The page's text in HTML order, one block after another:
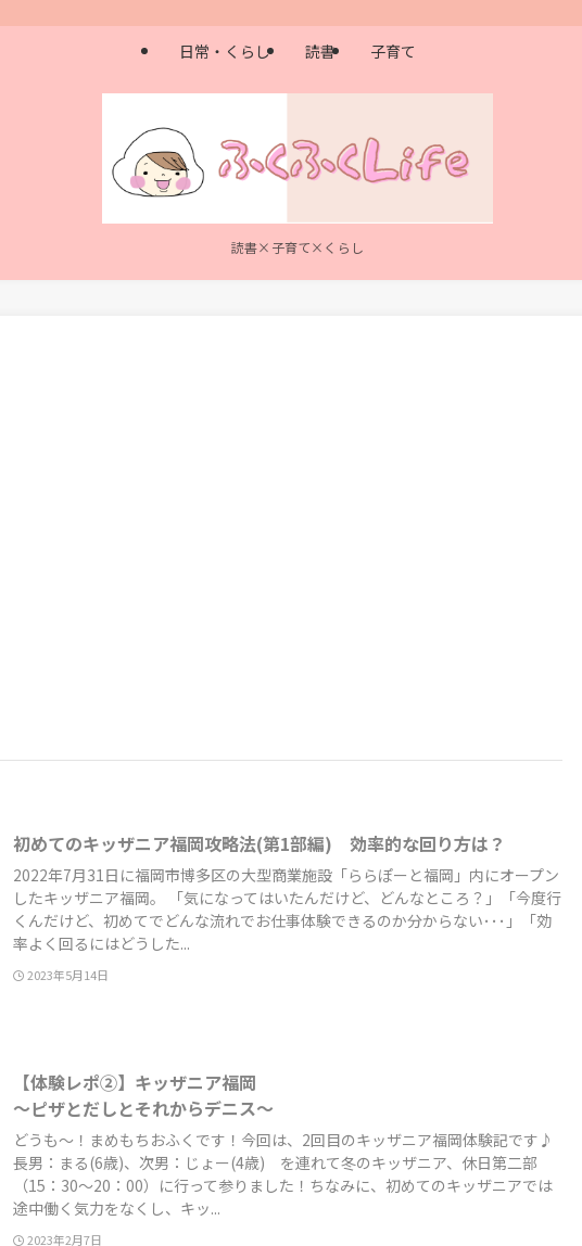
読書×子育て×くらし
日常・くらし 読書 子育て
初めてのキッザニア福岡攻略法(第1部編) 効率的な回り方は？
2022年7月31日に福岡市博多区の大型商業施設「ららぽーと福岡」内にオープン
したキッザニア福岡。 「気になってはいたんだけど、どんなところ？」「今度行
くんだけど、初めてでどんな流れでお仕事体験できるのか分からない･･･」「効
率よく回るにはどうした...
2023年5月14日
【体験レポ②】キッザニア福岡
～ピザとだしとそれからデニス～
どうも～！まめもちおふくです！今回は、2回目のキッザニア福岡体験記です♪
長男：まる(6歳)、次男：じょー(4歳) を連れて冬のキッザニア、休日第二部
（15：30～20：00）に行って参りました！ちなみに、初めてのキッザニアでは
途中働く気力をなくし、キッ...
2023年2月7日